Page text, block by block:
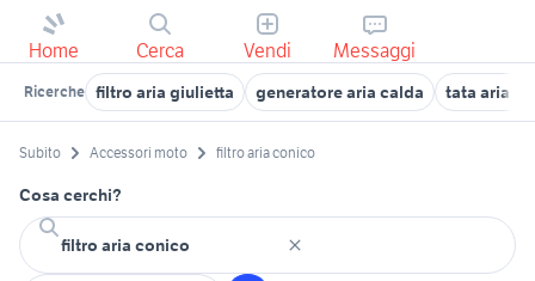
Home Cerca Vendi Messaggi
Ricerche filtro aria giulietta generatore aria calda tata aria
Subito Accessori moto filtro aria conico
Cosa cerchi?